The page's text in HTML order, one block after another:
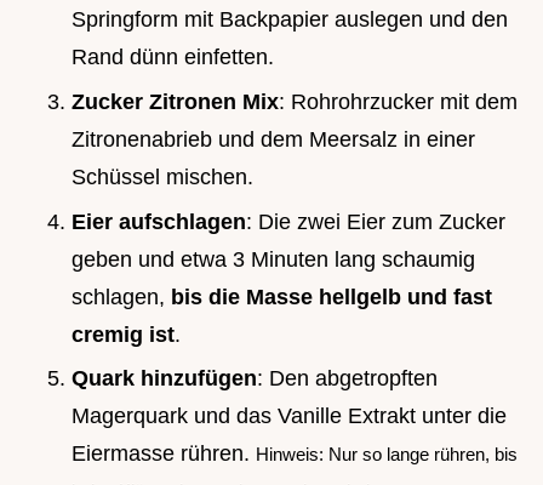
Springform mit Backpapier auslegen und den
Rand dünn einfetten.
Zucker Zitronen Mix: Rohrohrzucker mit dem
Zitronenabrieb und dem Meersalz in einer
Schüssel mischen.
Eier aufschlagen: Die zwei Eier zum Zucker
geben und etwa 3 Minuten lang schaumig
schlagen, bis die Masse hellgelb und fast
cremig ist.
Quark hinzufügen: Den abgetropften
Magerquark und das Vanille Extrakt unter die
Eiermasse rühren. Hinweis: Nur so lange rühren, bis